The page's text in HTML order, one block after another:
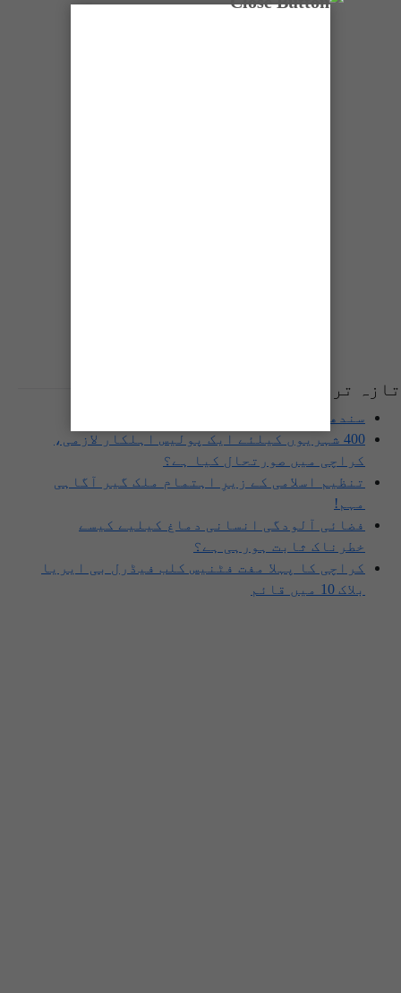
تازہ ترین پوسٹس
سندھ میں گاڑیوں کی انشورنس لازمی قرار
400 شہریوں کیلئے ایک پولیس اہلکار لازمی،
کراچی میں صورتحال کیا ہے؟
تنظیم اسلامی کے زیرِ اہتمام ملک گیر آگاہی
مہم!
فضائی آلودگی انسانی دماغ کیلیے کیسے
خطرناک ثابت ہورہی ہے؟
کراچی کا پہلا مفت فٹنیس کلب فیڈرل بی ایریا
بلاک 10 میں قائم